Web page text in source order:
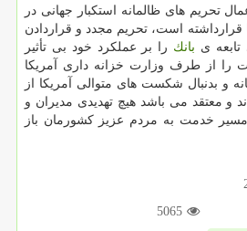
تحریم های ظالمانه استكبار جهانی در
است، تحریم مجدد و قراردادن
ی بانك را بر عملكرد خود بی تأثیر
را از طرف وزارت خزانه داری آمریكا
و بدنبال شكست های متوالی آمریكا از
و معتقد می باشد هیچ تهدیدی مدیران و
مسیر خدمت به مردم عزیز كشورمان باز
5065